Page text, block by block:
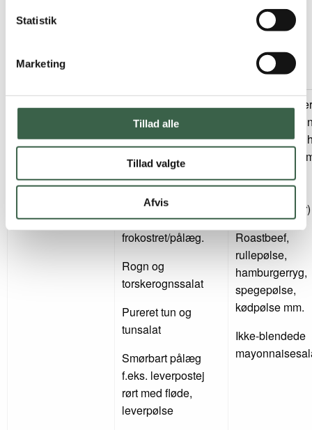
Statistik
Marketing
Tillad alle
Tillad valgte
Afvis
Kød, fisk,
og æg
Alle typer purerede
råvarer.
Tilberedt som
gratin, som varm
middagsret eller
kold som
frokostret/pålæg.
Rogn og
torskerognssalat
Pureret tun og
tunsalat
Smørbart pålæg
f.eks. leverpostej
rørt med fløde,
leverpølse
Kød, der ikke er
lavet som
eller postej (fx
stykker kød
kyllingebryst,
oksesteg og
svinekoteletter)
Roastbeef,
rullepølse,
hamburgerryg,
spegepølse,
kødpølse mm.
Ikke-blendede